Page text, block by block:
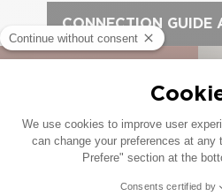
CONNECTION GUIDE